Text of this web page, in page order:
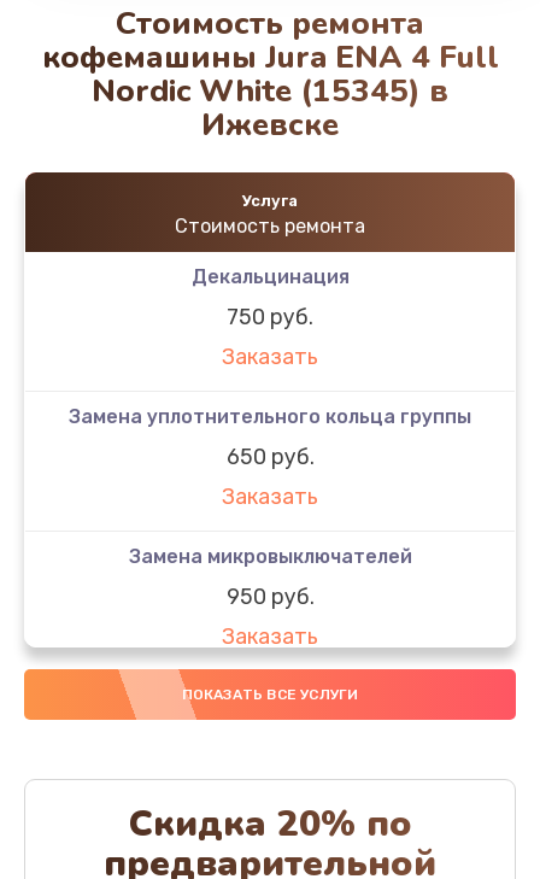
Стоимость ремонта
кофемашины Jura ENA 4 Full
Nordic White (15345) в
Ижевске
Услуга
Стоимость ремонта
Декальцинация
750 руб.
Заказать
Замена уплотнительного кольца группы
650 руб.
Заказать
Замена микровыключателей
950 руб.
Заказать
Декофенация
Заказать
Ремонт капучинатора
ПОКАЗАТЬ ВСЕ УСЛУГИ
Скидка 20% по
предварительной